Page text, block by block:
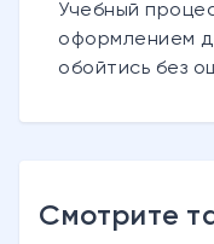
Учебный
оформлением
обойтись без
Смотрите